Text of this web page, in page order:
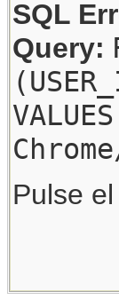
SQL
Query:
Pulse